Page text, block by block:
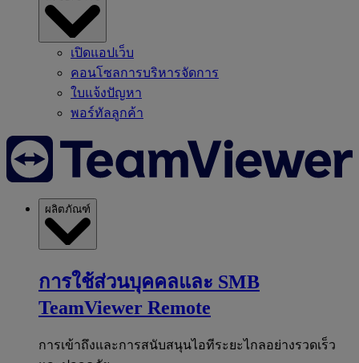
เปิดแอปเว็บ
คอนโซลการบริหารจัดการ
ใบแจ้งปัญหา
พอร์ทัลลูกค้า
ผลิตภัณฑ์
การใช้ส่วนบุคคลและ SMB
TeamViewer Remote
การเข้าถึงและการสนับสนุนไอทีระยะไกลอย่างรวดเร็ว